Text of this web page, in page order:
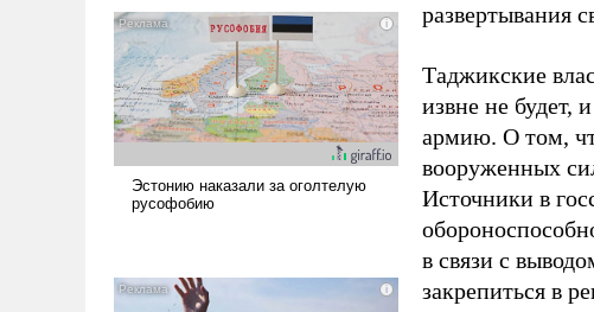
развертывания
Таджикские
извне не будет,
армию. О том,
вооруженных
Источники в
в связи с
закрепиться в